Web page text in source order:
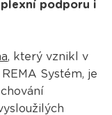
podporu i
, který vznikl v
Systém, je